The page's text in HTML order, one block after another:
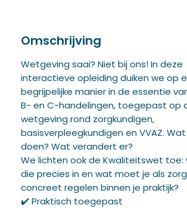
Omschrijving
Wetgeving saai? Niet bij ons! In deze
interactieve opleiding duiken we op
begrijpelijke manier in de essentie
B- en C-handelingen, toegepast op
wetgeving rond zorgkundigen,
basisverpleegkundigen en VVAZ.
doen? Wat verandert er?
We lichten ook de Kwaliteitswet
die precies in en wat moet je als
concreet regelen binnen je praktijk?
✔️ Praktisch toegepast